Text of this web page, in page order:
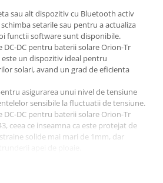
sau alt dispozitiv cu Bluetooth activ
setarile sau pentru a actualiza
functii software sunt disponibile.
DC pentru baterii solare Orion-Tr
este un dispozitiv ideal pentru
solari, avand un grad de eficienta
asigurarea unui nivel de tensiune
sensibile la fluctuatii de tensiune.
DC pentru baterii solare Orion-Tr
ceea ce inseamna ca este protejat de
solide mai mari de 1mm, dar